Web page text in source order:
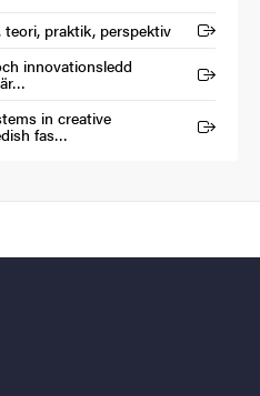
praktik, perspektiv
innovationsledd
in creative
fas…